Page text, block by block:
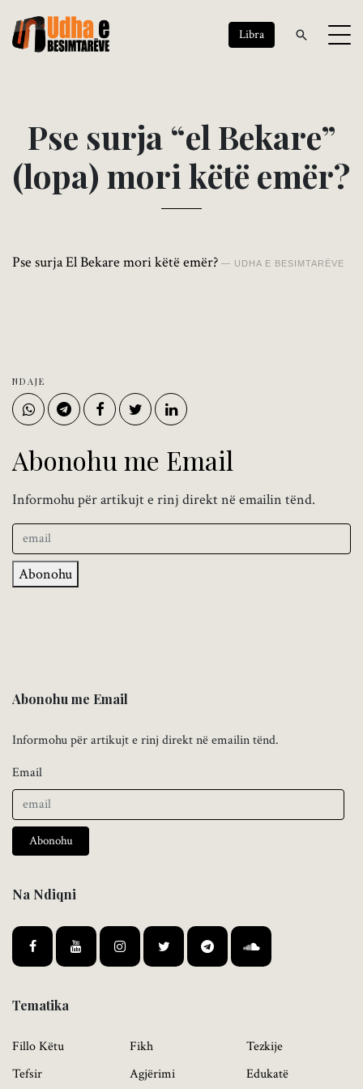
Libra
Pse surja “el Bekare”
(lopa) mori këtë emër?
Pse surja El Bekare mori këtë emër? UDHA E BESIMTARËVE
NDAJE
Abonohu me Email
Informohu për artikujt e rinj direkt në emailin tënd.
Abonohu
Abonohu me Email
Informohu për artikujt e rinj direkt në emailin tënd.
Email
Abonohu
Na Ndiqni
Tematika
Fillo Këtu
Tefsir
Fikh
Agjërimi
Tezkije
Edukatë